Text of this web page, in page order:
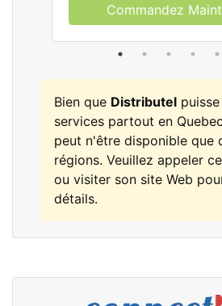
Commandez
Bien que Distributel
services partout en
peut n'être disponible que
régions. Veuillez appeler
ou visiter son site Web
détails.